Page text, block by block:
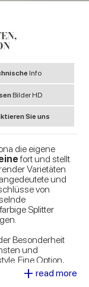
Info
Bilder HD
Sie uns
die eigene
fort und stellt
Varietäten
und
von
Splitter
Besonderheit
und
Eine Option,
eignet
Gestaltung
+ read more